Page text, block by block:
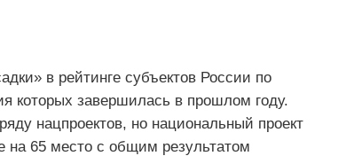
в рейтинге субъектов России по
которых завершилась в прошлом году.
нацпроектов, но национальный проект
на 65 место с общим результатом